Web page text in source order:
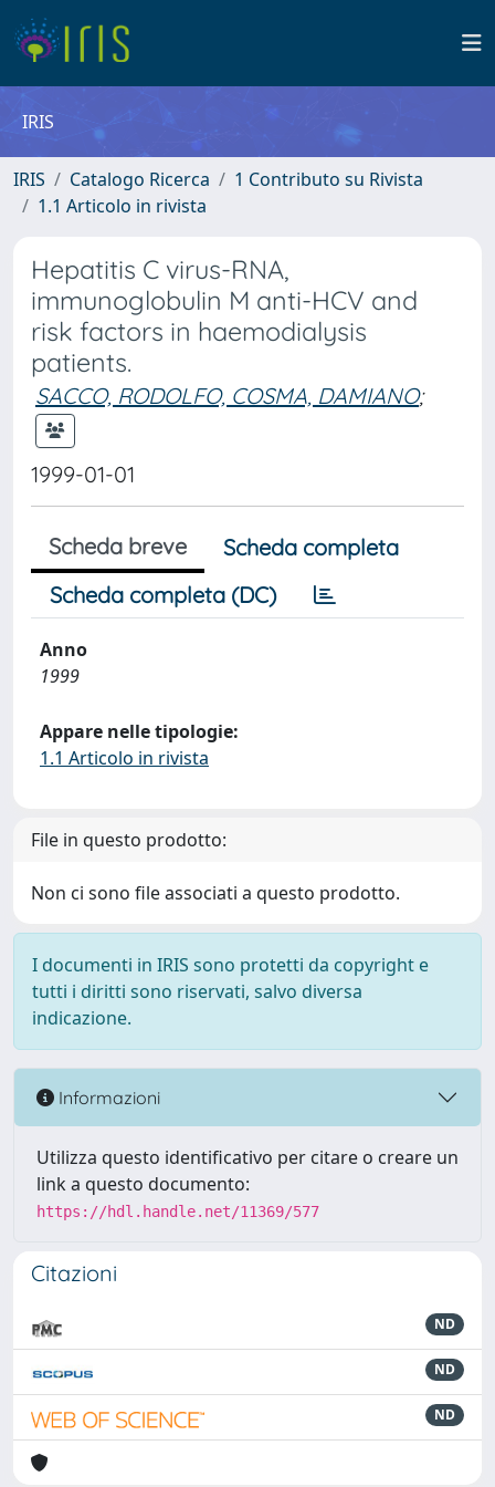
IRIS
IRIS Catalogo Ricerca
1 Contributo su Rivista
1.1 Articolo in rivista
Hepatitis C virus-RNA,
immunoglobulin M anti-HCV and
risk factors in haemodialysis
patients.
SACCO, RODOLFO, COSMA, DAMIANO;
1999-01-01
Scheda breve
Scheda completa
Scheda completa (DC)
Anno
1999
Appare nelle tipologie:
1.1 Articolo in rivista
File in questo prodotto:
Non ci sono file associati a questo prodotto.
I documenti in IRIS sono protetti da copyright e
tutti i diritti sono riservati, salvo diversa
indicazione.
Informazioni
Utilizza questo identificativo per citare o creare un
link a questo documento:
https://hdl.handle.net/11369/577
Citazioni
ND
ND
ND